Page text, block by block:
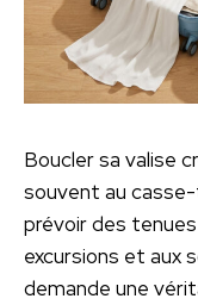
Boucler sa valise
souvent au
prévoir des
excursions et aux
demande une